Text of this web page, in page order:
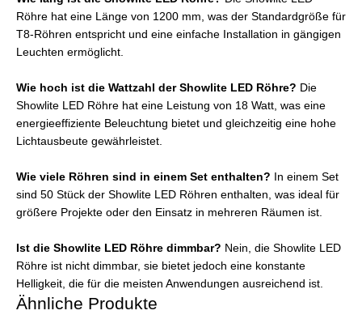
Röhre hat eine Länge von 1200 mm, was der Standardgröße für
T8-Röhren entspricht und eine einfache Installation in gängigen
Leuchten ermöglicht.
Wie hoch ist die Wattzahl der Showlite LED Röhre? Die
Showlite LED Röhre hat eine Leistung von 18 Watt, was eine
energieeffiziente Beleuchtung bietet und gleichzeitig eine hohe
Lichtausbeute gewährleistet.
Wie viele Röhren sind in einem Set enthalten? In einem Set
sind 50 Stück der Showlite LED Röhren enthalten, was ideal für
größere Projekte oder den Einsatz in mehreren Räumen ist.
Ist die Showlite LED Röhre dimmbar? Nein, die Showlite LED
Röhre ist nicht dimmbar, sie bietet jedoch eine konstante
Helligkeit, die für die meisten Anwendungen ausreichend ist.
Ähnliche Produkte